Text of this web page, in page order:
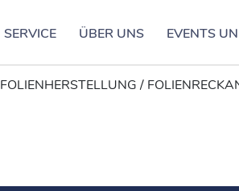
SERVICE ÜBER UNS EVENTS
FOLIENHERSTELLUNG /